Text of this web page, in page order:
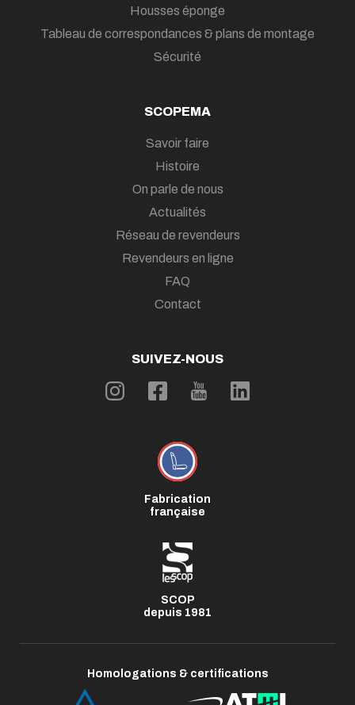
Housses éponge
Tableau de correspondances & plans de montage
Sécurité
SCOPEMA
Savoir faire
Histoire
On parle de nous
Actualités
Réseau de revendeurs
Revendeurs en ligne
FAQ
Contact
SUIVEZ-NOUS
Fabrication
française
SCOP
depuis 1981
Homologations & certifications